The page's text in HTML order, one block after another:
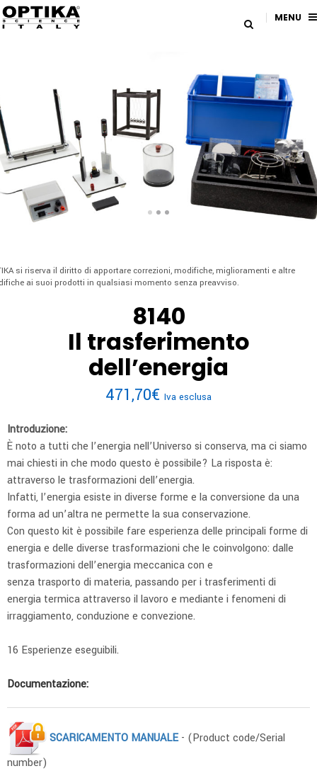
MENU
si riserva il diritto di apportare correzioni, modifiche, miglioramenti e altre
ai suoi prodotti in qualsiasi momento senza preavviso.
8140
Il trasferimento
dell’energia
471,70€ Iva esclusa
Introduzione:
È noto a tutti che l’energia nell’Universo si conserva, ma ci siamo
mai chiesti in che modo questo è possibile? La risposta è:
attraverso le trasformazioni dell’energia.
Infatti, l’energia esiste in diverse forme e la conversione da una
forma ad un’altra ne permette la sua conservazione.
Con questo kit è possibile fare esperienza delle principali forme di
energia e delle diverse trasformazioni che le coinvolgono: dalle
trasformazioni dell’energia meccanica con e
senza trasporto di materia, passando per i trasferimenti di
energia termica attraverso il lavoro e mediante i fenomeni di
irraggiamento, conduzione e convezione.
16 Esperienze eseguibili.
Documentazione:
SCARICAMENTO MANUALE- (Product code/Serial
number)